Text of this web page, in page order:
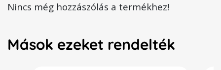
Nincs még hozzászólás a termékhez!
Mások ezeket rendelték